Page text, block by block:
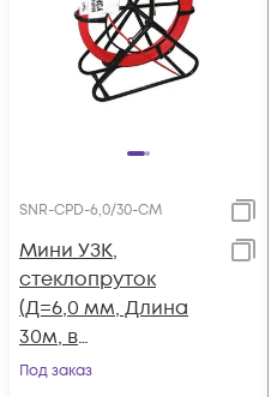
SNR-CPD-6,0/30-CM
Мини УЗК,
стеклопруток
(Д=6,0 мм, Длина
30м, в
металлической
Под заказ